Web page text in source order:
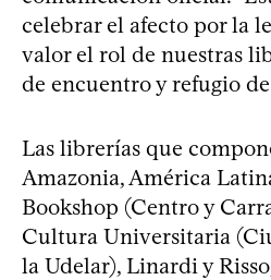
celebrar el afecto por la
valor el rol de nuestras
de encuentro y refugio
Las librerías que
Amazonia, América
Bookshop (Centro y
Cultura Universitaria
la Udelar), Linardi y